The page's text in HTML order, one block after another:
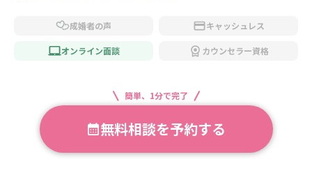
成婚者の声 キャッシュレス
オンライン面談 カウンセラー資格
簡単、1分で完了
無料相談を予約する